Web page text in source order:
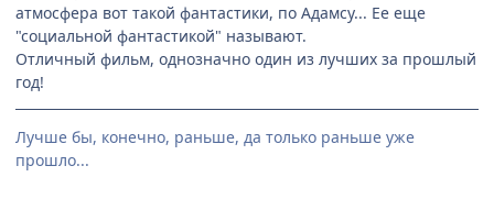
атмосфера вот такой фантастики, по Адамсу... Ее еще
"социальной фантастикой" называют.
Отличный фильм, однозначно один из лучших за прошлый
год!
Лучше бы, конечно, раньше, да только раньше уже
прошло...